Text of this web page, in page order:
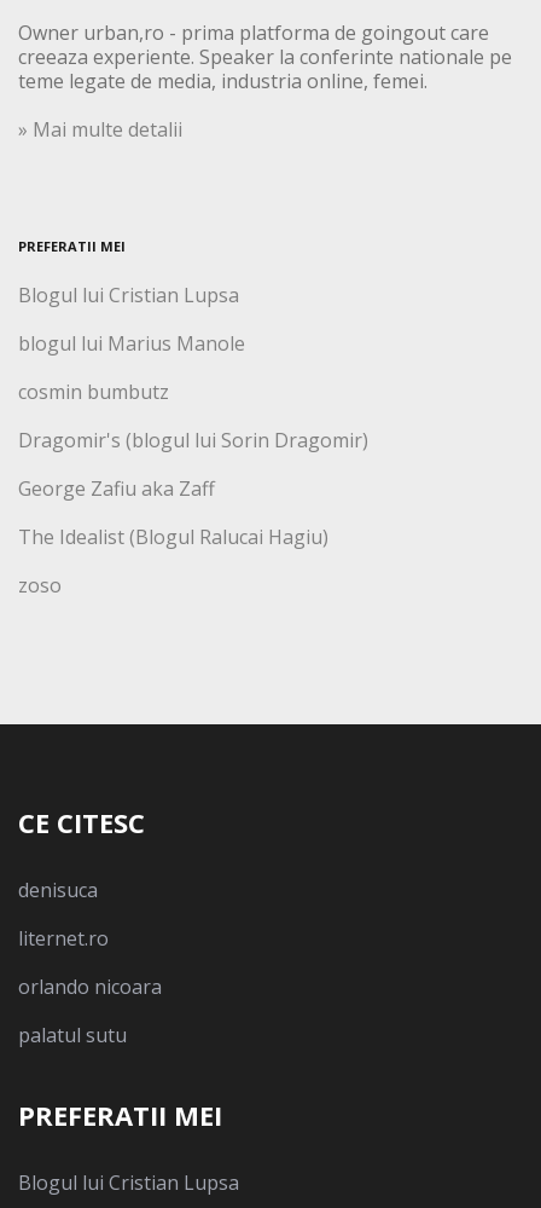
Owner urban,ro - prima platforma de goingout care
creeaza experiente. Speaker la conferinte nationale pe
teme legate de media, industria online, femei.
» Mai multe detalii
PREFERATII MEI
Blogul lui Cristian Lupsa
blogul lui Marius Manole
cosmin bumbutz
Dragomir's (blogul lui Sorin Dragomir)
George Zafiu aka Zaff
The Idealist (Blogul Ralucai Hagiu)
zoso
CE CITESC
denisuca
liternet.ro
orlando nicoara
palatul sutu
PREFERATII MEI
Blogul lui Cristian Lupsa